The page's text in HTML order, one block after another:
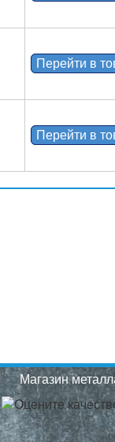
Перейти в
Перейти в
Магазин